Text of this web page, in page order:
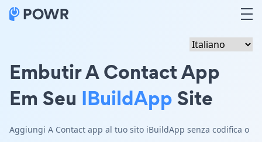
Embutir A Contact App
Em Seu IBuildAppSite
Aggiungi A Contact app al tuo sito iBuildApp senza codifica o